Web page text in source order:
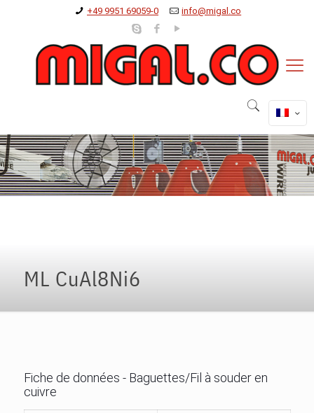
+49 9951 69059-0 info@migal.co
ML CuAl8Ni6
Fiche de données - Baguettes/Fil à souder en
cuivre